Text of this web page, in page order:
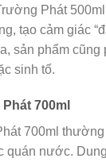
Phát
tạo cảm giác
sản phẩm cũng
sinh tố.
700ml
700ml
quán nước.